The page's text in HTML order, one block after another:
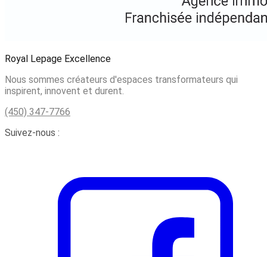
Royal Lepage Excellence
Nous sommes créateurs d'espaces transformateurs qui
inspirent, innovent et durent.
(450) 347-7766
Suivez-nous :